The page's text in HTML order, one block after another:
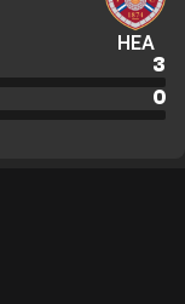
HEA
3
0